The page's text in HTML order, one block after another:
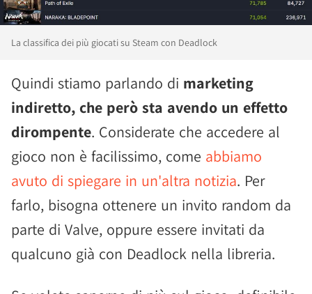
La classifica dei più giocati su Steam con Deadlock
Quindi stiamo parlando di marketing
indiretto, che però sta avendo un effetto
dirompente. Considerate che accedere al
gioco non è facilissimo, come abbiamo
avuto di spiegare in un'altra notizia. Per
farlo, bisogna ottenere un invito random da
parte di Valve, oppure essere invitati da
qualcuno già con Deadlock nella libreria.